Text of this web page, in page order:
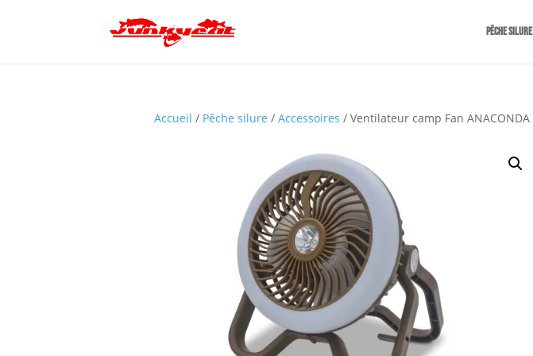
Pêche silure
Accueil / Pêche silure / Accessoires / Ventilateur camp Fan ANACONDA